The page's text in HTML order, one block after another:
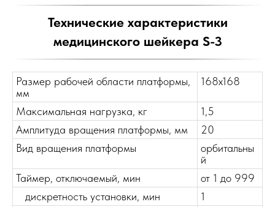
Технические характеристики
медицинского шейкера S-3
Размер рабочей области платформы,
мм
168х168
Максимальная нагрузка, кг
1,5
Амплитуда вращения платформы, мм
20
Вид вращения платформы
орбитальны
й
Таймер, отключаемый, мин
от 1 до 999
дискретность установки, мин
1